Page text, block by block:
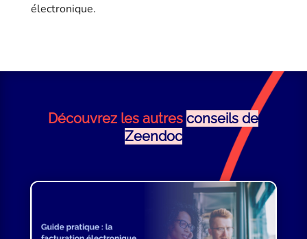
électronique.
Découvrez les autresconseils de
Zeendoc